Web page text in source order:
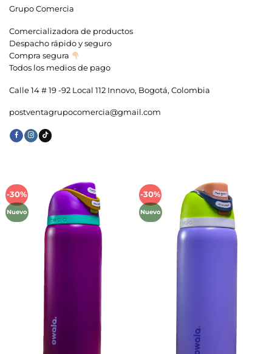
Grupo Comercia
Comercializadora de productos
Despacho rápido y seguro
Compra segura
Todos los medios de pago
Calle 14 # 19 -92 Local 112 Innovo, Bogotá, Colombia
postventagrupocomercia@gmail.com
-30%
Nuevo
Añadir
lista de
deseos
-30%
Nuevo
Añadir
lista de
deseos